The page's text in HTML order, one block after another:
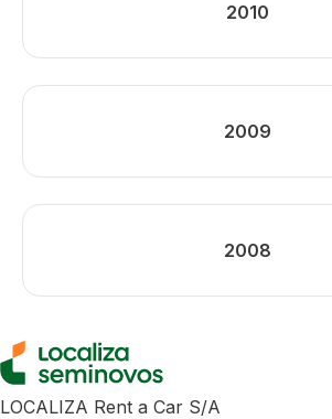
2010
2009
2008
LOCALIZA Rent a Car S/A